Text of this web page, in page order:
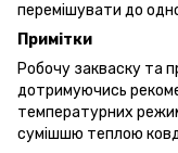
перемішувати до
Примітки
Робочу закваску та
дотримуючись
температурних
сумішшю теплою